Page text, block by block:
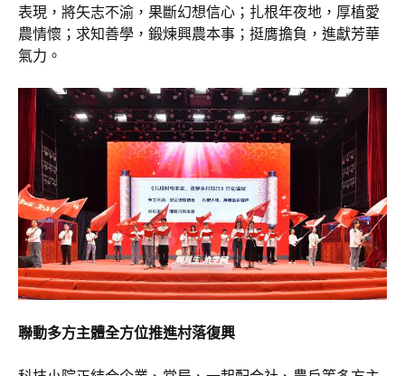
表現，將矢志不渝，果斷幻想信心；扎根年夜地，厚植愛
農情懷；求知善學，鍛煉興農本事；挺膺擔負，進獻芳華
氣力。
聯動多方主體全方位推進村落復興